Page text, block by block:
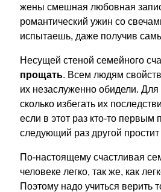
жены смешная любовная
романтический ужин со
испытаешь, даже получив
Несущей стеной семейного
прощать. Всем людям
их незаслуженно обидели.
сколько избегать их
если в этот раз кто-то первым
следующий раз другой
По-настоящему счастливая
человеке легко, так же, как
Поэтому надо учиться верить